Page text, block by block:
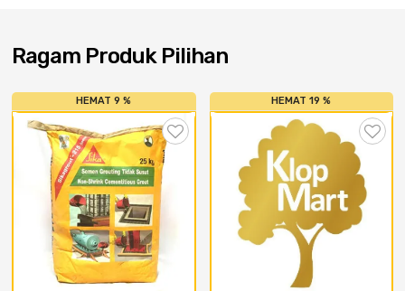
Ragam Produk Pilihan
HEMAT 9 % HEMAT 19 %